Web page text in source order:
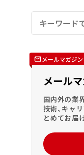
メールマガジ
メール
国内外の業
技術、キャ
とめてお届